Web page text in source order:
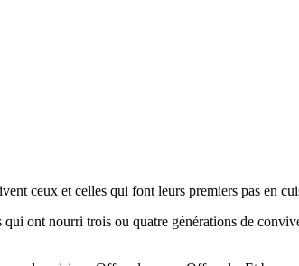
ceux et celles qui font leurs premiers pas en
ont nourri trois ou quatre générations de